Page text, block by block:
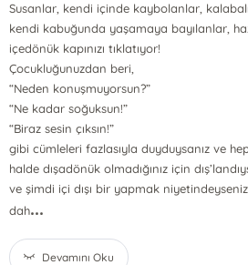
Susanlar, kendi içinde kaybolanlar,
kendi kabuğunda yaşamaya bayılanlar,
içedönük kapınızı tıklatıyor!
Çocukluğunuzdan beri,
“Neden konuşmuyorsun?”
“Ne kadar soğuksun!”
“Biraz sesin çıksın!”
gibi cümleleri fazlasıyla duyduysanız ve
halde dışadönük olmadığınız için
ve şimdi içi dışı bir yapmak
dah...
Devamını Oku